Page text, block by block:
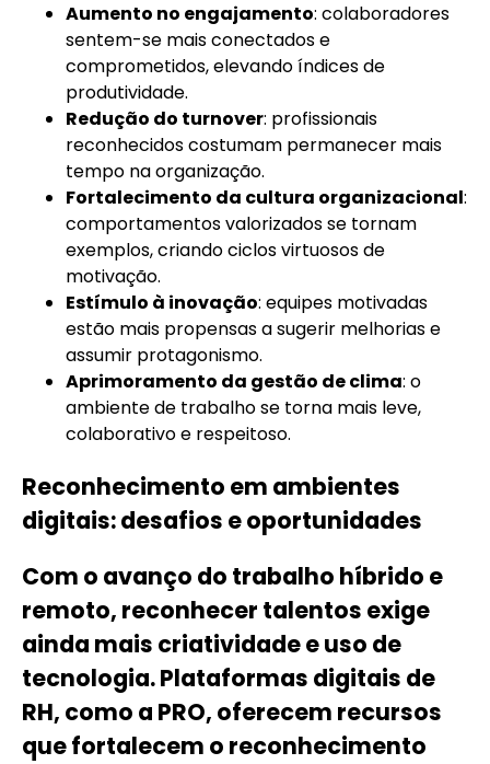
Aumento no engajamento: colaboradores
sentem-se mais conectados e
comprometidos, elevando índices de
produtividade.
Redução do turnover: profissionais
reconhecidos costumam permanecer mais
tempo na organização.
Fortalecimento da cultura organizacional:
comportamentos valorizados se tornam
exemplos, criando ciclos virtuosos de
motivação.
Estímulo à inovação: equipes motivadas
estão mais propensas a sugerir melhorias e
assumir protagonismo.
Aprimoramento da gestão de clima: o
ambiente de trabalho se torna mais leve,
colaborativo e respeitoso.
Reconhecimento em ambientes
digitais: desafios e oportunidades
Com o avanço do trabalho híbrido e
remoto, reconhecer talentos exige
ainda mais criatividade e uso de
tecnologia. Plataformas digitais de
RH, como a PRO, oferecem recursos
que fortalecem o reconhecimento